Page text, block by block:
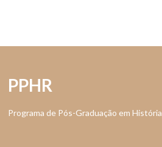
PPHR
Programa de Pós-Graduação em História